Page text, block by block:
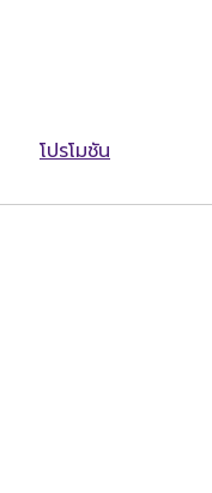
โปรโมชัน